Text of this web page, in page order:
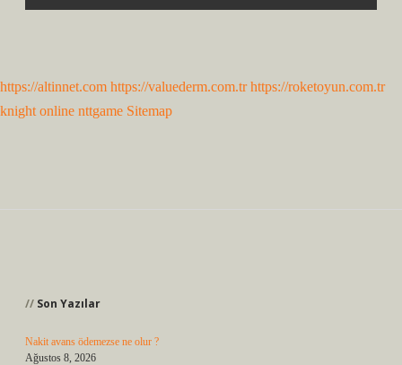
https://altinnet.com https://valuederm.com.tr https://roketoyun.com.tr
knight online nttgame Sitemap
Son Yazılar
Nakit avans ödemezse ne olur ?
Ağustos 8, 2026